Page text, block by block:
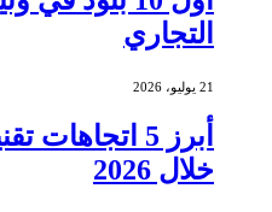
التجاري
21 يوليو، 2026
أبرز 5
خلال 2026